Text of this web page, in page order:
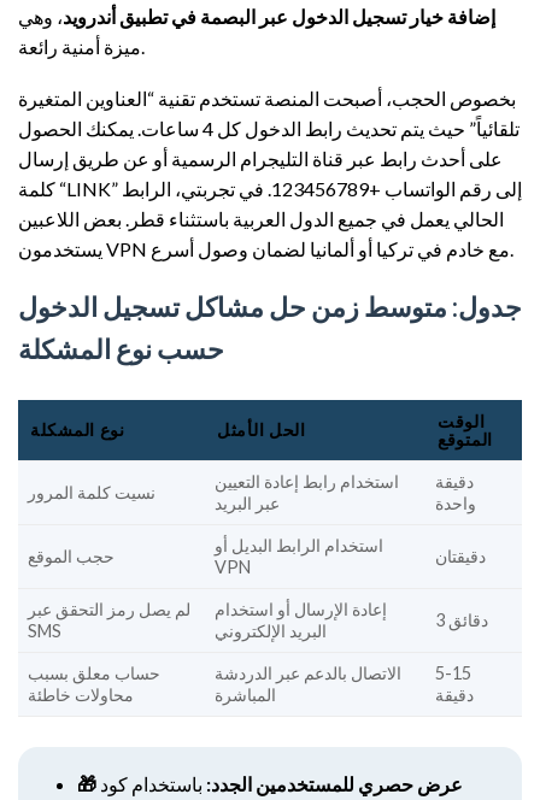
إضافة خيار تسجيل الدخول عبر البصمة في تطبيق أندرويد، وهي
بخصوص الحجب، أصبحت المنصة تستخدم تقنية “العناوين المتغيرة
تلقائياً” حيث يتم تحديث رابط الدخول كل 4 ساعات. يمكنك الحصول
على أحدث رابط عبر قناة التليجرام الرسمية أو عن طريق إرسال
كلمة “LINK” إلى رقم الواتساب +123456789. في تجربتي، الرابط
الحالي يعمل في جميع الدول العربية باستثناء قطر. بعض اللاعبين
جدول: متوسط زمن حل مشاكل تسجيل الدخول
حسب نوع المشكلة
نوع المشكلة الحل الأمثل
الوقت
المتوقع
نسيت كلمة المرور
استخدام رابط إعادة التعيين
عبر البريد
دقيقة
واحدة
حجب الموقع
استخدام الرابط البديل أو
VPN
دقيقتان
لم يصل رمز التحقق عبر
SMS
إعادة الإرسال أو استخدام
البريد الإلكتروني
3 دقائق
حساب معلق بسبب
محاولات خاطئة
الاتصال بالدعم عبر الدردشة
المباشرة
5-15
دقيقة
🎁 عرض حصري للمستخدمين الجدد: باستخدام كود